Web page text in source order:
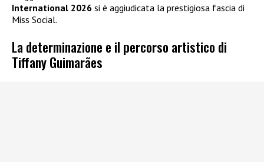
International 2026 si è aggiudicata la prestigiosa fascia di
Miss Social.
La determinazione e il percorso artistico di
Tiffany Guimarães